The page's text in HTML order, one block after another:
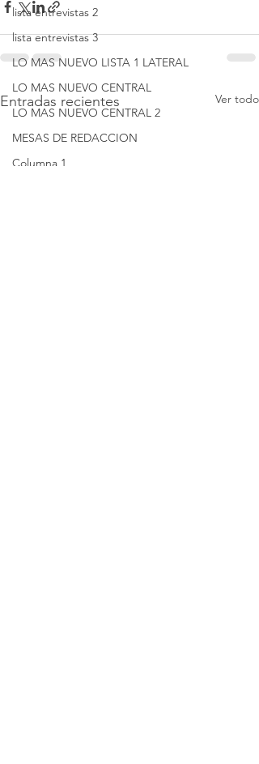
lista entrevistas 2
lista entrevistas 3
LO MAS NUEVO LISTA 1 LATERAL
LO MAS NUEVO CENTRAL
LO MAS NUEVO CENTRAL 2
MESAS DE REDACCION
Columna 1
Entradas recientes Ver todo